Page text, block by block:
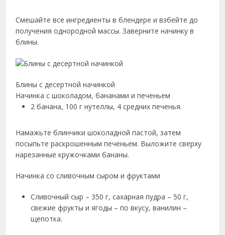
Смешайте все ингредиенты в блендере и взбейте до
получения однородной массы. Заверните начинку в
блины.
Блины с десертной начинкой
Начинка с шоколадом, бананами и печеньем
2 банана, 100 г нутеллы, 4 средних печенья.
Намажьте блинчики шоколадной пастой, затем
посыпьте раскрошенным печеньем. Выложите сверху
нарезанные кружочками бананы.
Начинка со сливочным сыром и фруктами
Сливочный сыр – 350 г, сахарная пудра – 50 г,
свежие фрукты и ягоды – по вкусу, ванилин –
щепотка.